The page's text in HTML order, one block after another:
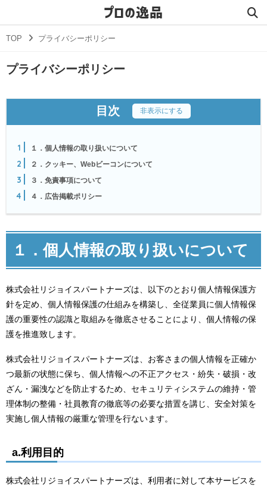
プロの逸品
TOP プライバシーポリシー
プライバシーポリシー
目次 非表示にする
1 １．個人情報の取り扱いについて
2 ２．クッキー、Webビーコンについて
3 ３．免責事項について
4 ４．広告掲載ポリシー
１．個人情報の取り扱いについて
株式会社リジョイスパートナーズは、以下のとおり個人情報保護方
針を定め、個人情報保護の仕組みを構築し、全従業員に個人情報保
護の重要性の認識と取組みを徹底させることにより、個人情報の保
護を推進致します。
株式会社リジョイスパートナーズは、お客さまの個人情報を正確か
つ最新の状態に保ち、個人情報への不正アクセス・紛失・破損・改
ざん・漏洩などを防止するため、セキュリティシステムの維持・管
理体制の整備・社員教育の徹底等の必要な措置を講じ、安全対策を
実施し個人情報の厳重な管理を行ないます。
a.利用目的
株式会社リジョイスパートナーズは、利用者に対して本サービスを